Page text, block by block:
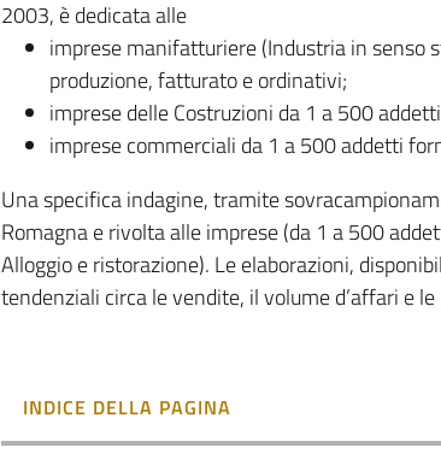
2003, è dedicata alle
imprese manifatturiere (Industria in senso
produzione, fatturato e ordinativi;
imprese delle Costruzioni da 1 a 500
imprese commerciali da 1 a 500 addetti
Una specifica indagine, tramite
Romagna e rivolta alle imprese (da 1 a 500
Alloggio e ristorazione). Le elaborazioni,
tendenziali circa le vendite, il volume d’affari e le
INDICE DELLA PAGINA